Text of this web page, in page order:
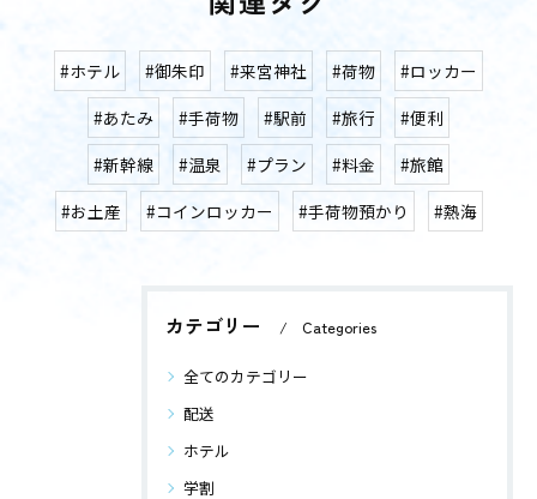
#ホテル #御朱印 #来宮神社 #荷物
#ロッカー
#あたみ
#手荷物 #駅前 #旅行
#便利
#新幹線
#温泉 #プラン #料金
#旅館
#お土産
#コインロッカー #手荷物預かり #熱海
カテゴリー Categories
全てのカテゴリー
配送
ホテル
学割